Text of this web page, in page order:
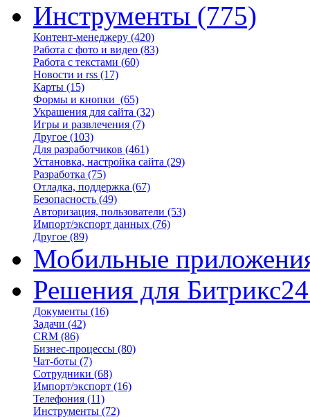
Инструменты (775)
Контент-менеджеру (420)
Работа с фото и видео (83)
Работа с текстами (60)
Новости и rss (17)
Карты (15)
Формы и кнопки (65)
Украшения для сайта (32)
Игры и развлечения (7)
Другое (103)
Для разработчиков (461)
Установка, настройка сайта (29)
Разработка (75)
Отладка, поддержка (67)
Безопасность (49)
Авторизация, пользователи (53)
Импорт/экспорт данных (76)
Другое (89)
Мобильные
Решения для Битрикс24
Документы (16)
Задачи (42)
CRM (86)
Бизнес-процессы (80)
Чат-боты (7)
Сотрудники (68)
Импорт/экспорт (16)
Телефония (11)
Инструменты (72)